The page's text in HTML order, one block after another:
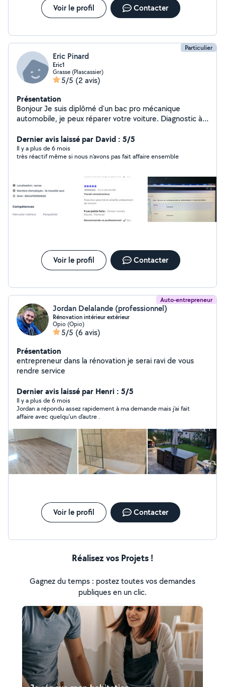
Voir le profil Contacter
Particulier
Eric Pinard
Eric1
Grasse (Plascassier)
5/5 (2 avis)
Présentation
Bonjour Je suis diplômé d'un bac pro mécanique
automobile, je peux réparer votre voiture. Diagnostic à
pas à me contacter.
Dernier avis laissé par David : 5/5
Il y a plus de 6 mois
très réactif même si nous n'avons pas fait affaire ensemble
Voir le profil Contacter
Auto-entrepreneur
Jordan Delalande (professionnel)
Rénovation intérieur extérieur
Opio (Opio)
5/5 (6 avis)
Présentation
entrepreneur dans la rénovation je serai ravi de vous
rendre service
Dernier avis laissé par Henri : 5/5
Il y a plus de 6 mois
Jordan a répondu assez rapidement à ma demande mais j'ai fait
affaire avec quelqu'un d'autre .
Voir le profil Contacter
Réalisez vos Projets !
Gagnez du temps : postez toutes vos demandes
publiques en un clic.